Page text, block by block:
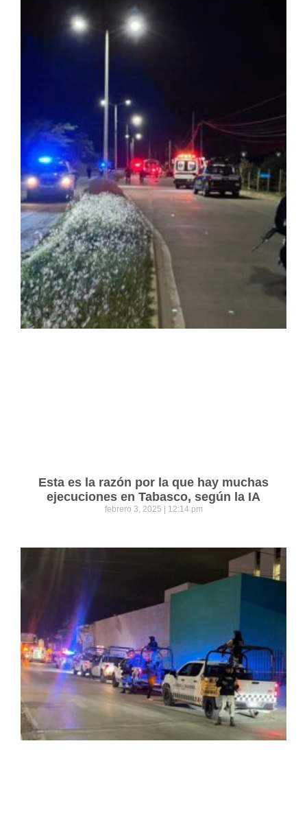
Esta es la razón por la que hay muchas
ejecuciones en Tabasco, según la IA
febrero 3, 2025 12:14 pm